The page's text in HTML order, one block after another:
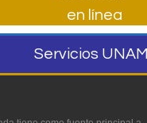
en línea
Servicios UNAM